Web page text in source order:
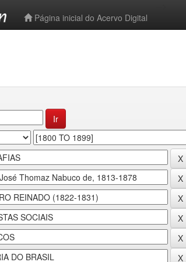
Página inicial do Acervo Digital